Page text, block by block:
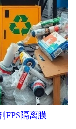
FPS隔离膜